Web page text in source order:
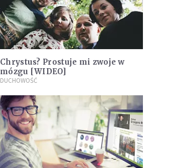
Chrystus? Prostuje mi zwoje w
mózgu [WIDEO]
DUCHOWOŚĆ